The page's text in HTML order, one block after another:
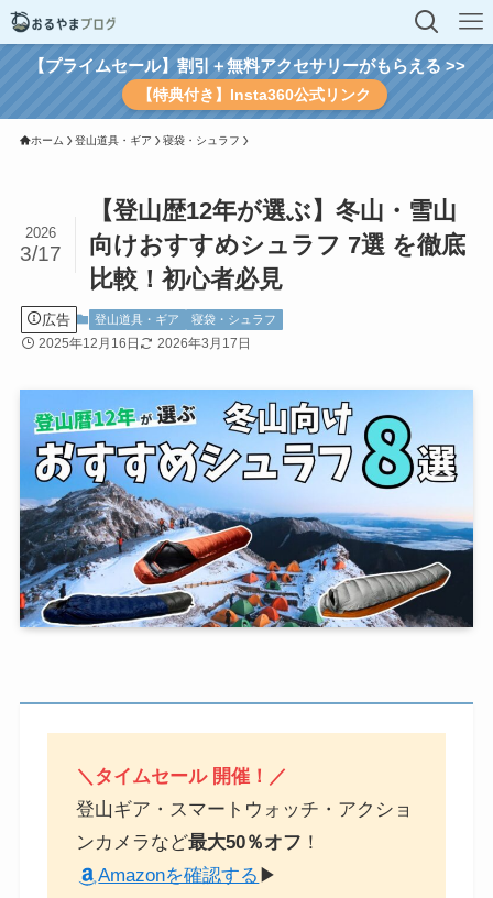
【プライムセール】割引＋無料アクセサリーがもらえる >>
【特典付き】Insta360公式リンク
ホーム 登山道具・ギア 寝袋・シュラフ
【登山歴12年が選ぶ】冬山・雪山
向けおすすめシュラフ 7選 を徹底
比較！初心者必見
2026
3/17
広告 登山道具・ギア 寝袋・シュラフ
2025年12月16日 2026年3月17日
＼タイムセール 開催！／
登山ギア・スマートウォッチ・アクショ
ンカメラなど最大50％オフ ！
Amazonを確認する ▶